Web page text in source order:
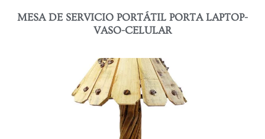
MESA DE SERVICIO PORTÁTIL PORTA LAPTOP-
VASO-CELULAR